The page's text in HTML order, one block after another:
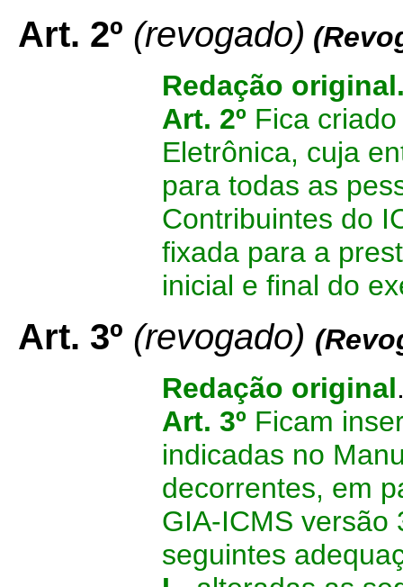
Art. 2º (revogado)
Redação
Art. 2º Fica
Eletrônica, cuja
para todas as
Contribuintes do
fixada para a
inicial e final do
Art. 3º (revogado) (
Redação original
Art. 3º Ficam
indicadas no
decorrentes, em
GIA-ICMS versão
seguintes